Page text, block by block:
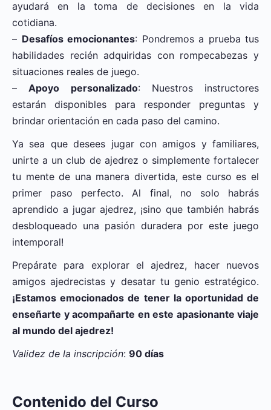
ayudará en la toma de decisiones en la vida
cotidiana.
– Desafíos emocionantes: Pondremos a prueba tus
habilidades recién adquiridas con rompecabezas y
situaciones reales de juego.
–Apoyo personalizado: Nuestros instructores
estarán disponibles para responder preguntas y
brindar orientación en cada paso del camino.
Ya sea que desees jugar con amigos y familiares,
unirte a un club de ajedrez o simplemente fortalecer
tu mente de una manera divertida, este curso es el
primer paso perfecto. Al final, no solo habrás
aprendido a jugar ajedrez, ¡sino que también habrás
desbloqueado una pasión duradera por este juego
intemporal!
Prepárate para explorar el ajedrez, hacer nuevos
amigos ajedrecistas y desatar tu genio estratégico.
¡Estamos emocionados de tener la oportunidad de
enseñarte y acompañarte en este apasionante viaje
al mundo del ajedrez!
Validez de la inscripción: 90 días
Contenido del Curso